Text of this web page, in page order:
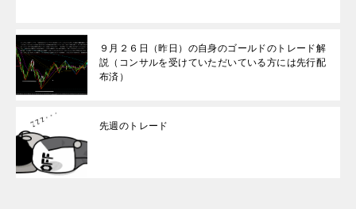
９月２６日（昨日）の自身のゴールドのトレード解
説（コンサルを受けていただいている方には先行配
布済）
先週のトレード